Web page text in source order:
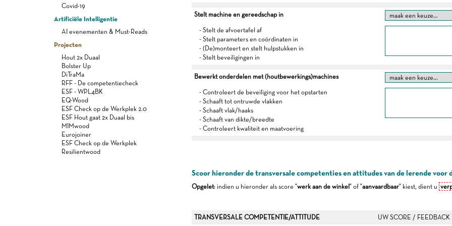
Covid-19
Artificiële Intelligentie
AI evenementen & Must-Reads
Projecten
Hout 2x Duaal
Bolster Up
DiTraMa
RFF - De competentiecheck
ESF - WPL4BK
EQ-Wood
ESF Check op de Werkplek 2.0
ESF Hout gaat 2x Duaal bis
MIMwood
Eurojoiner
ESF Check op de Werkplek
Resilientwood
Stelt machine en gereedschap in
- Stelt de afvoertafel af
- Stelt parameters en coördinaten in
- (De)monteert en stelt hulpstukken in
- Stelt beveiligingen in
Bewerkt onderdelen met (houtbewerkings)machines
- Controleert de beveiliging voor het opstarten
- Schaaft tot ontruwde vlakken
- Schaaft vlak/haaks
- Schaaft van dikte/breedte
- Controleert kwaliteit en maatvoering
Scoor hieronder de transversale competenties en attitudes van de lerende voor
Opgelet: indien u hieronder als score "werk aan de winkel " of "aanvaardbaar" kiest, dient u
TRANSVERSALE COMPETENTIE/ATTITUDE UW SCORE / FEEDBACK